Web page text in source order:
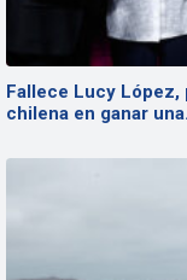
Fallece Lucy López,
chilena en ganar